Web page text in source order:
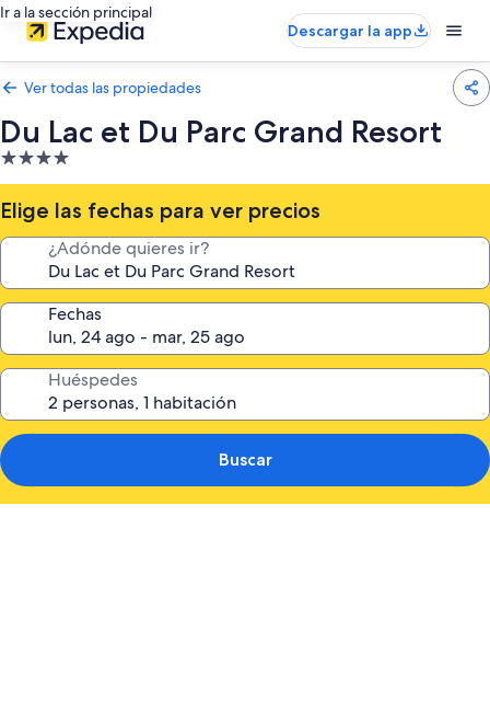
Ir a la sección principal
Descargar la app
Ver todas las propiedades
Du Lac et Du Parc Grand Resort
Propiedad
de
4.0
estrellas
Elige las fechas para ver precios
¿Adónde quieres ir?
Fechas
Huéspedes
Buscar